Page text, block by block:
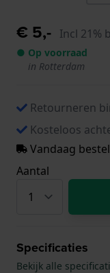
€ 5,- Incl 21%
● Op voorraad
in Rotterdam
Retourneren
Kosteloos
Vandaag
Aantal
Specificaties
Bekijk alle